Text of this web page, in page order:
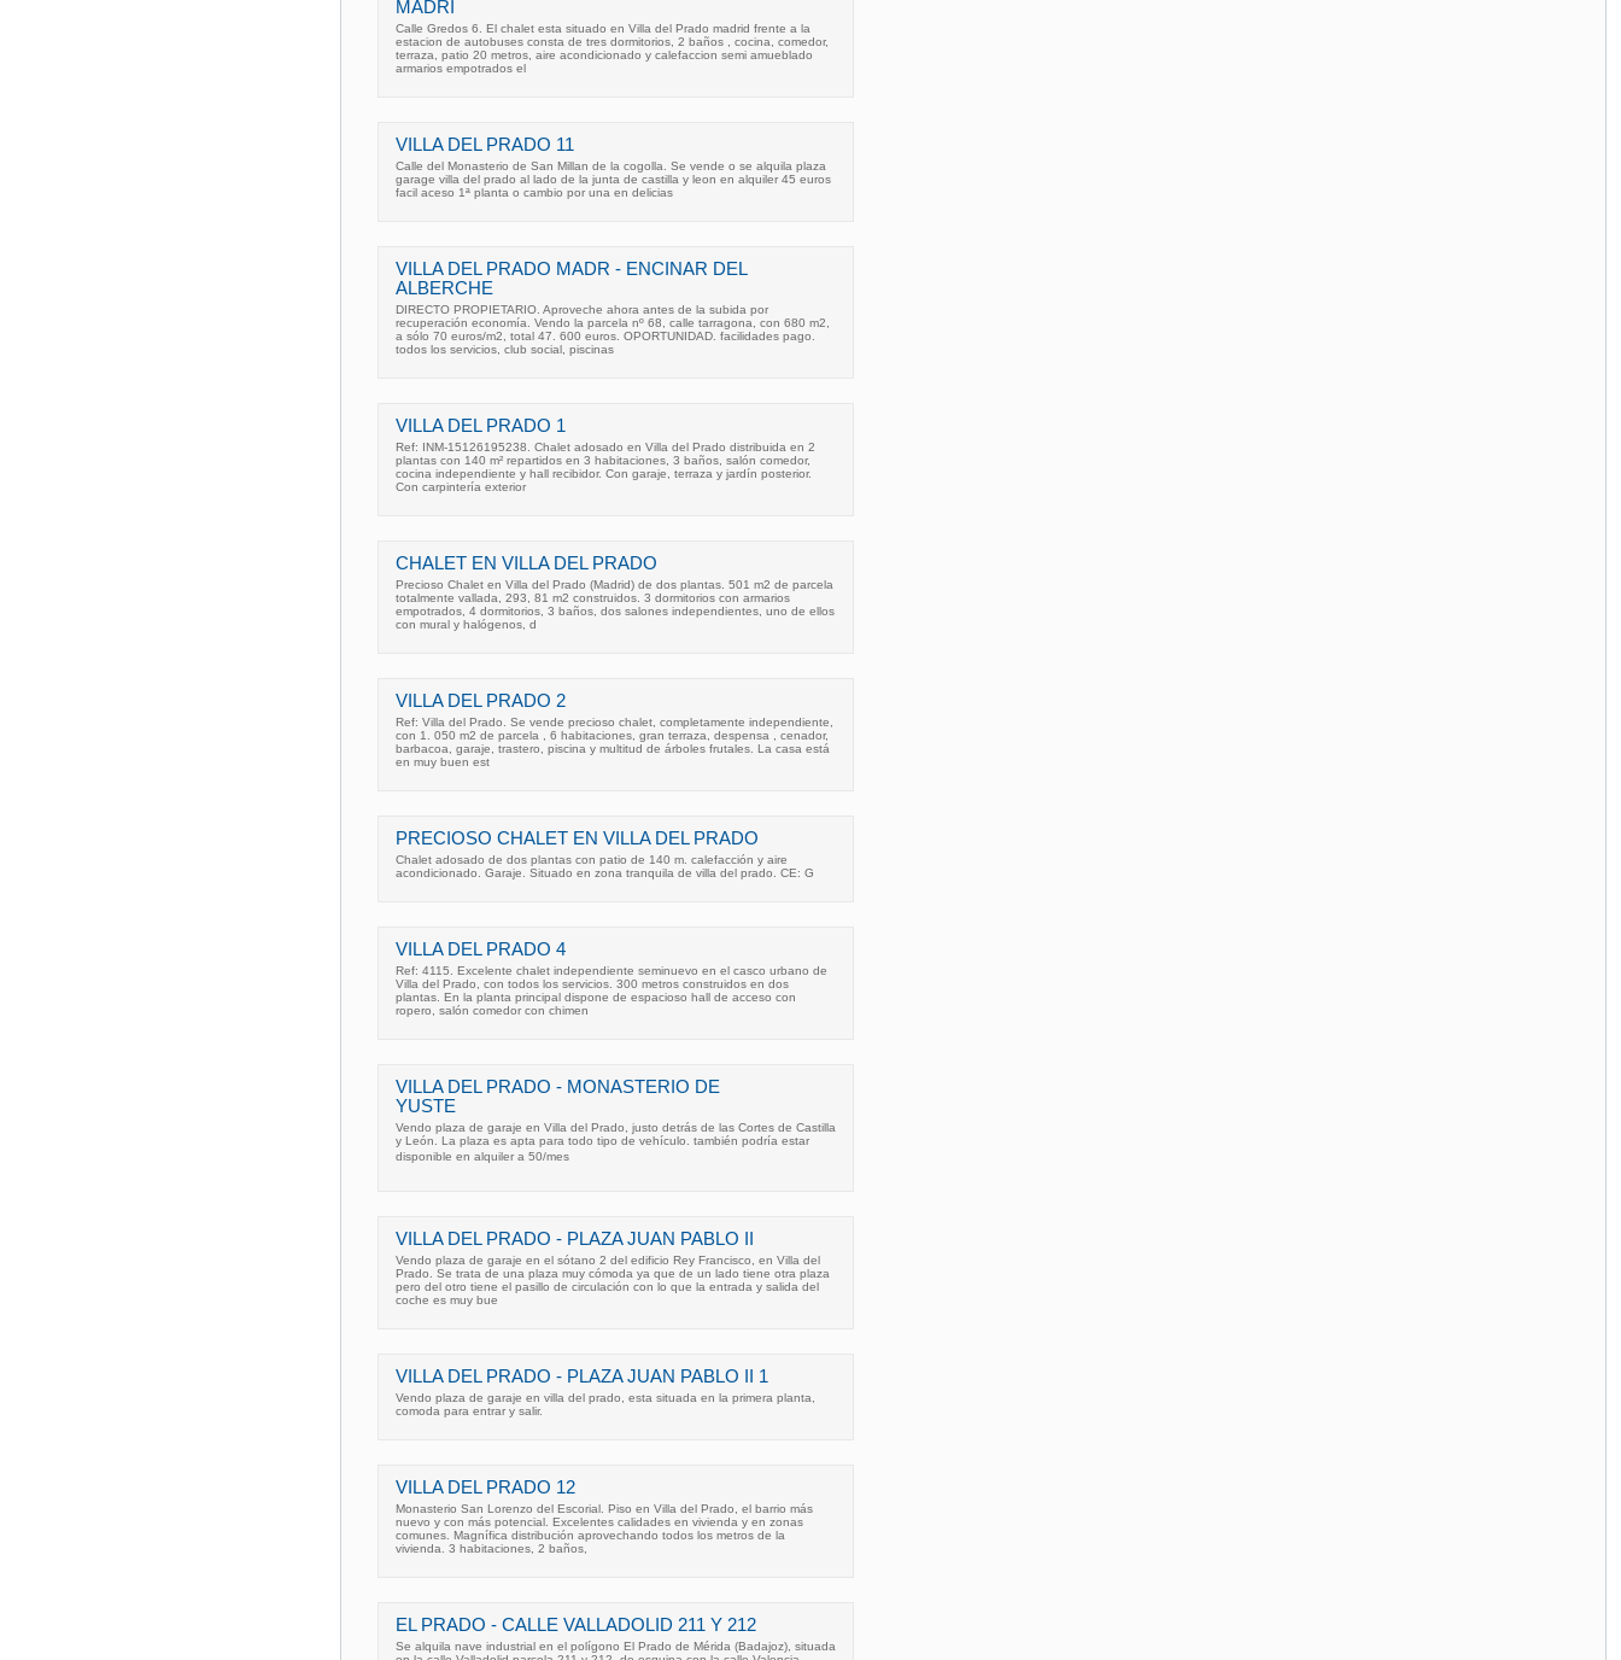
MADRI
Calle Gredos 6. El chalet esta situado en Villa del Prado madrid frente a la
estacion de autobuses consta de tres dormitorios, 2 baños , cocina, comedor,
terraza, patio 20 metros, aire acondicionado y calefaccion semi amueblado
armarios empotrados el
VILLA DEL PRADO 11
Calle del Monasterio de San Millan de la cogolla. Se vende o se alquila plaza
garage villa del prado al lado de la junta de castilla y leon en alquiler 45 euros
facil aceso 1ª planta o cambio por una en delicias
VILLA DEL PRADO MADR - ENCINAR DEL
ALBERCHE
DIRECTO PROPIETARIO. Aproveche ahora antes de la subida por
recuperación economía. Vendo la parcela nº 68, calle tarragona, con 680 m2,
a sólo 70 euros/m2, total 47. 600 euros. OPORTUNIDAD. facilidades pago.
todos los servicios, club social, piscinas
VILLA DEL PRADO 1
Ref: INM-15126195238. Chalet adosado en Villa del Prado distribuida en 2
plantas con 140 m² repartidos en 3 habitaciones, 3 baños, salón comedor,
cocina independiente y hall recibidor. Con garaje, terraza y jardín posterior.
Con carpintería exterior
CHALET EN VILLA DEL PRADO
Precioso Chalet en Villa del Prado (Madrid) de dos plantas. 501 m2 de parcela
totalmente vallada, 293, 81 m2 construidos. 3 dormitorios con armarios
empotrados, 4 dormitorios, 3 baños, dos salones independientes, uno de ellos
con mural y halógenos, d
VILLA DEL PRADO 2
Ref: Villa del Prado. Se vende precioso chalet, completamente independiente,
con 1. 050 m2 de parcela , 6 habitaciones, gran terraza, despensa , cenador,
barbacoa, garaje, trastero, piscina y multitud de árboles frutales. La casa está
en muy buen est
PRECIOSO CHALET EN VILLA DEL PRADO
Chalet adosado de dos plantas con patio de 140 m. calefacción y aire
acondicionado. Garaje. Situado en zona tranquila de villa del prado. CE: G
VILLA DEL PRADO 4
Ref: 4115. Excelente chalet independiente seminuevo en el casco urbano de
Villa del Prado, con todos los servicios. 300 metros construidos en dos
plantas. En la planta principal dispone de espacioso hall de acceso con
ropero, salón comedor con chimen
VILLA DEL PRADO - MONASTERIO DE
YUSTE
Vendo plaza de garaje en Villa del Prado, justo detrás de las Cortes de Castilla
y León. La plaza es apta para todo tipo de vehículo. también podría estar
disponible en alquiler a 50/mes
VILLA DEL PRADO - PLAZA JUAN PABLO II
Vendo plaza de garaje en el sótano 2 del edificio Rey Francisco, en Villa del
Prado. Se trata de una plaza muy cómoda ya que de un lado tiene otra plaza
pero del otro tiene el pasillo de circulación con lo que la entrada y salida del
coche es muy bue
VILLA DEL PRADO - PLAZA JUAN PABLO II 1
Vendo plaza de garaje en villa del prado, esta situada en la primera planta,
comoda para entrar y salir.
VILLA DEL PRADO 12
Monasterio San Lorenzo del Escorial. Piso en Villa del Prado, el barrio más
nuevo y con más potencial. Excelentes calidades en vivienda y en zonas
comunes. Magnífica distribución aprovechando todos los metros de la
vivienda. 3 habitaciones, 2 baños,
EL PRADO - CALLE VALLADOLID 211 Y 212
Se alquila nave industrial en el polígono El Prado de Mérida (Badajoz), situada